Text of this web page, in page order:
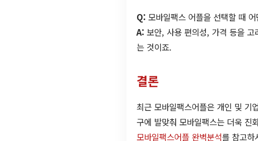
Q: 모바일팩스 어플을 선택할 때
A: 보안, 사용 편의성, 가격 등을
는 것이죠.
결론
최근 모바일팩스어플은 개인 및 기
구에 발맞춰 모바일팩스는 더욱 진
모바일팩스어플 완벽분석를 참고하